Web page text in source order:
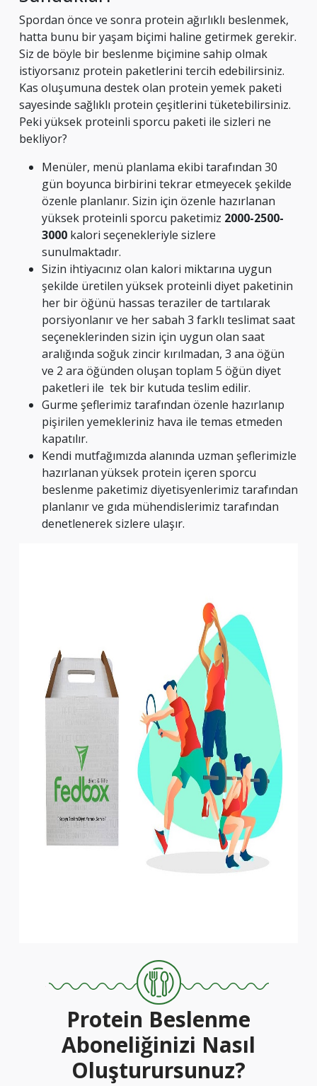
Spordan önce ve sonra protein ağırlıklı beslenmek,
hatta bunu bir yaşam biçimi haline getirmek gerekir.
Siz de böyle bir beslenme biçimine sahip olmak
istiyorsanız protein paketlerini tercih edebilirsiniz.
Kas oluşumuna destek olan protein yemek paketi
sayesinde sağlıklı protein çeşitlerini tüketebilirsiniz.
Peki yüksek proteinli sporcu paketi ile sizleri ne
bekliyor?
Menüler, menü planlama ekibi tarafından 30
gün boyunca birbirini tekrar etmeyecek şekilde
özenle planlanır. Sizin için özenle hazırlanan
yüksek proteinli sporcu paketimiz 2000-2500-
3000 kalori seçenekleriyle sizlere
sunulmaktadır.
Sizin ihtiyacınız olan kalori miktarına uygun
şekilde üretilen yüksek proteinli diyet paketinin
her bir öğünü hassas teraziler de tartılarak
porsiyonlanır ve her sabah 3 farklı teslimat saat
seçeneklerinden sizin için uygun olan saat
aralığında soğuk zincir kırılmadan, 3 ana öğün
ve 2 ara öğünden oluşan toplam 5 öğün diyet
paketleri ile tek bir kutuda teslim edilir.
Gurme şeflerimiz tarafından özenle hazırlanıp
pişirilen yemekleriniz hava ile temas etmeden
kapatılır.
Kendi mutfağımızda alanında uzman şeflerimizle
hazırlanan yüksek protein içeren sporcu
beslenme paketimiz diyetisyenlerimiz tarafından
planlanır ve gıda mühendislerimiz tarafından
denetlenerek sizlere ulaşır.
Protein Beslenme
Aboneliğinizi Nasıl
Oluşturursunuz?